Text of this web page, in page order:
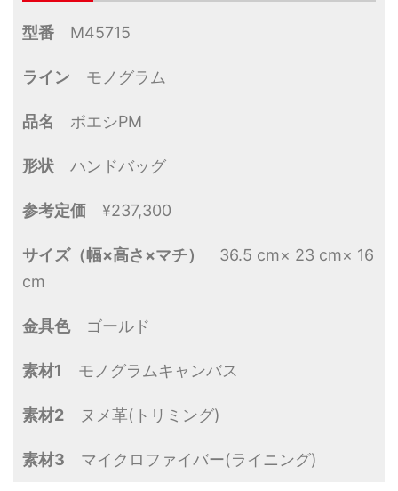
型番 M45715
ライン モノグラム
品名 ボエシPM
形状 ハンドバッグ
参考定価 ¥237,300
サイズ（幅×高さ×マチ）
36.5 cm× 23 cm× 16
cm
金具色 ゴールド
素材1 モノグラムキャンバス
素材2 ヌメ革(トリミング)
素材3 マイクロファイバー(ライニング)